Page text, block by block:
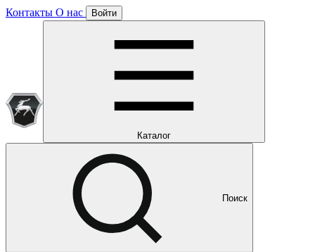
Контакты О нас Войти
Каталог
Поиск
Отлично!
Подписка уже оформлена